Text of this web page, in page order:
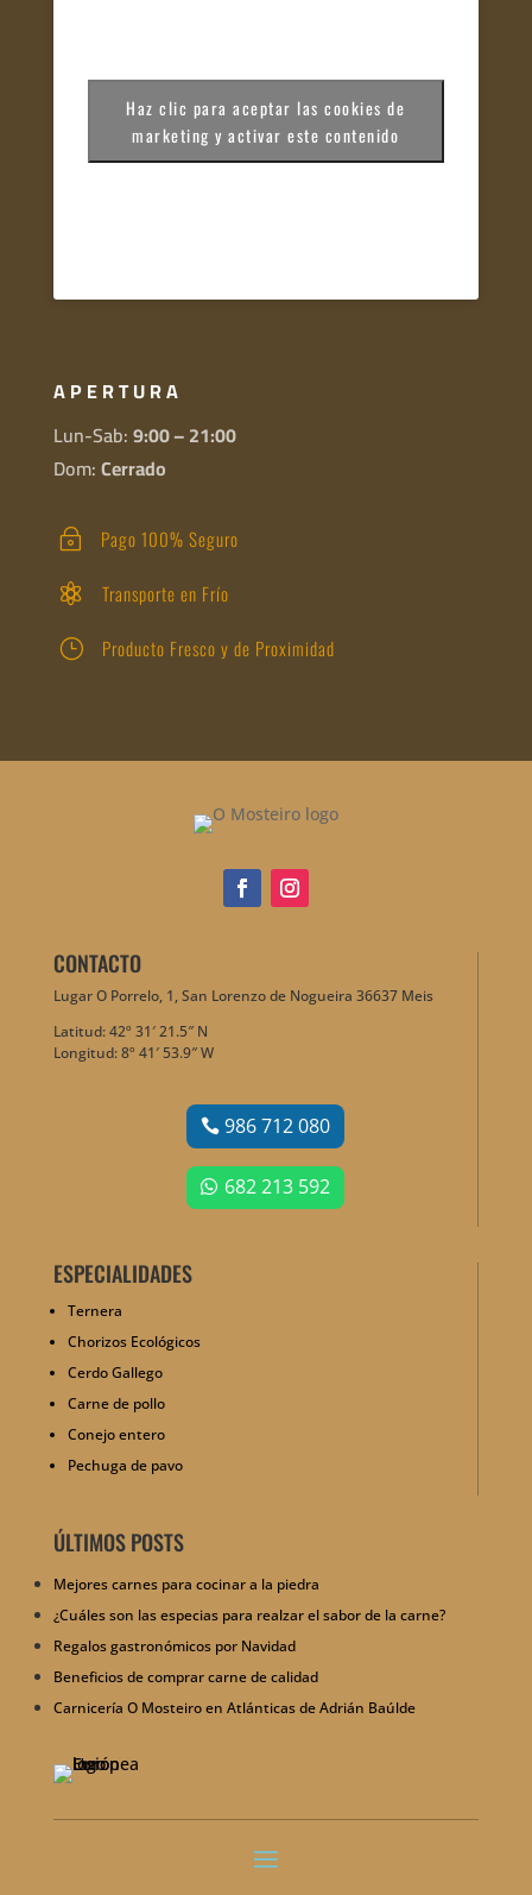
Haz clic para aceptar las cookies de
marketing y activar este contenido
APERTURA
Lun-Sab:9:00 – 21:00
Dom:Cerrado
~ Pago 100% Seguro
 Transporte en Frío
} Producto Fresco y de Proximidad
CONTACTO
Lugar O Porrelo, 1, San Lorenzo de Nogueira 36637 Meis
Latitud: 42º 31′ 21.5″ N
Longitud: 8º 41′ 53.9″ W
986 712 080
682 213 592
ESPECIALIDADES
Ternera
Chorizos Ecológicos
Cerdo Gallego
Carne de pollo
Conejo entero
Pechuga de pavo
ÚLTIMOS POSTS
Mejores carnes para cocinar a la piedra
¿Cuáles son las especias para realzar el sabor de la carne?
Regalos gastronómicos por Navidad
Beneficios de comprar carne de calidad
Carnicería O Mosteiro en Atlánticas de Adrián Baúlde